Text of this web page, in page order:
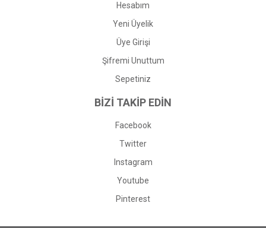
Hesabım
Yeni Üyelik
Üye Girişi
Şifremi Unuttum
Sepetiniz
BİZİ TAKİP EDİN
Facebook
Twitter
Instagram
Youtube
Pinterest